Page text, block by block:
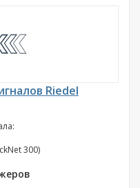
Riedel
300)